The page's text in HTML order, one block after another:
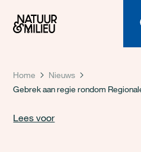
Home
Nieuws
Gebrek aan regie rondom
Lees voor